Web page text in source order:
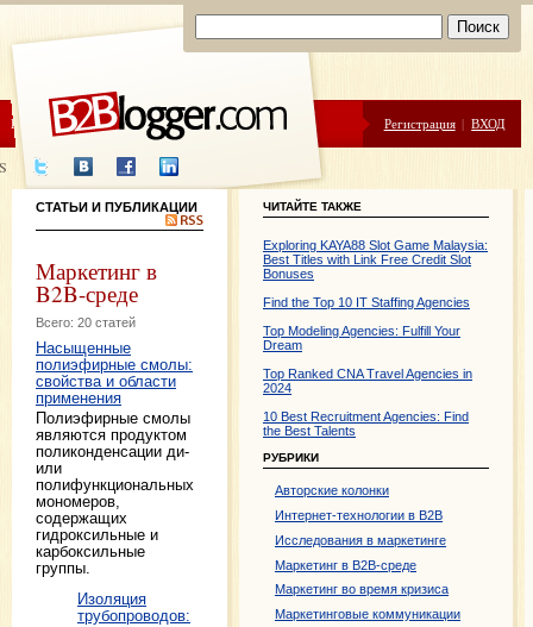
ЦЕНЫ ПОМОЩЬ Регистрация | ВХОД
СТАТЬИ И ПУБЛИКАЦИИ
Маркетинг в
B2B-среде
Всего: 20 статей
Насыщенные
полиэфирные смолы:
свойства и области
применения
Полиэфирные смолы
являются продуктом
поликонденсации ди-
или
полифункциональных
мономеров,
содержащих
гидроксильные и
карбоксильные
группы.
Изоляция
трубопроводов:
ЧИТАЙТЕ ТАКЖЕ
Exploring KAYA88 Slot Game Malaysia:
Best Titles with Link Free Credit Slot
Bonuses
Find the Top 10 IT Staffing Agencies
Top Modeling Agencies: Fulfill Your
Dream
Top Ranked CNA Travel Agencies in
2024
10 Best Recruitment Agencies: Find
the Best Talents
РУБРИКИ
Авторские колонки
Интернет-технологии в B2B
Исследования в маркетинге
Маркетинг в B2B-среде
Маркетинг во время кризиса
Маркетинговые коммуникации